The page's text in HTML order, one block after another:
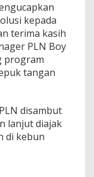
kepada
terima kasih
PLN Boy
program
tangan
disambut
lanjut diajak
di kebun